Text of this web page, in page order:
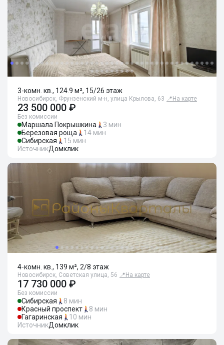
3-комн. кв., 124.9 м², 15/26 этаж
Новосибирск, Фрунзенский м-н, улица Крылова, 63 📍 На карте
23 500 000 ₽
Без комиссии
Маршала Покрышкина
3 мин
Березовая роща
14 мин
Сибирская
15 мин
ИсточникДомклик
4-комн. кв., 139 м², 2/8 этаж
Новосибирск, Советская улица, 56 📍 На карте
17 730 000 ₽
Без комиссии
Сибирская
8 мин
Красный проспект
8 мин
Гагаринская
10 мин
ИсточникДомклик